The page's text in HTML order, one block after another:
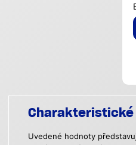
Uvedené hodnoty